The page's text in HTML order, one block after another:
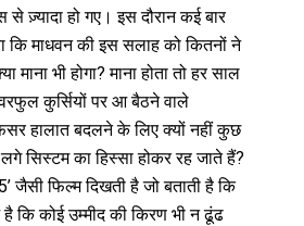
ज़्यादा हो गए। इस दौरान कई बार
माधवन की इस सलाह को कितनों ने
माना भी होगा? माना होता तो हर साल
कुर्सियों पर आ बैठने वाले
हालात बदलने के लिए क्यों नहीं कुछ
सिस्टम का हिस्सा होकर रह जाते हैं?
जैसी फिल्म दिखती है जो बताती है कि
कि कोई उम्मीद की किरण भी न ढूंढ